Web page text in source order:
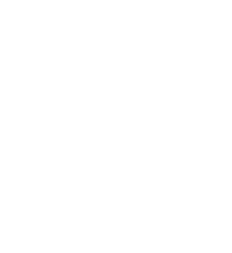
い。
いようお願いしま
ーズにご登録され
当社の共同利用者
囲」に記載されて
ではありません。
製品に未対応品が
ぼさない年数を意
者に通知します。
は、取り引きをい
オムロン制御